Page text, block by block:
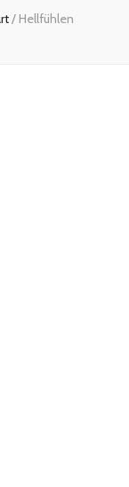
/ Hellfühlen